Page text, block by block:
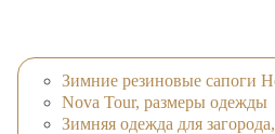
Зимние резиновые сапоги
Nova Tour, размеры одежды
Зимняя одежда для